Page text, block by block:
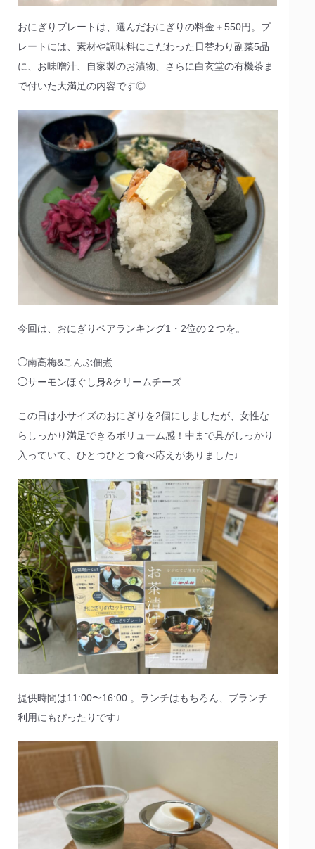
おにぎりプレートは、選んだおにぎりの料金＋550円。プ
レートには、素材や調味料にこだわった日替わり副菜5品
に、お味噌汁、自家製のお漬物、さらに白玄堂の有機茶ま
で付いた大満足の内容です◎
今回は、おにぎりペアランキング1・2位の２つを。
◯南高梅&こんぶ佃煮
◯サーモンほぐし身&クリームチーズ
この日は小サイズのおにぎりを2個にしましたが、女性な
らしっかり満足できるボリューム感！中まで具がしっかり
入っていて、ひとつひとつ食べ応えがありました♩
提供時間は11:00〜16:00 。ランチはもちろん、ブランチ
利用にもぴったりです♩